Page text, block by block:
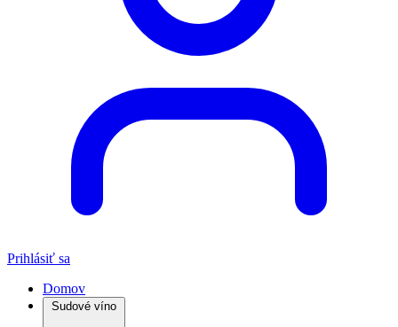
Prihlásiť sa
Domov
Sudové víno